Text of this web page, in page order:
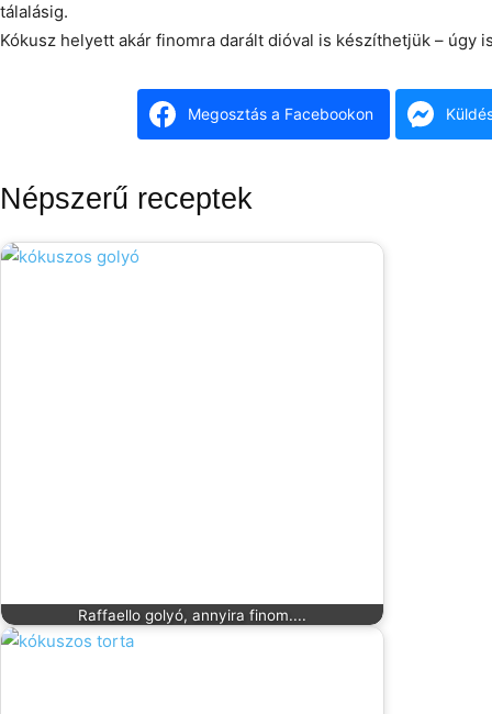
tálalásig.
Kókusz helyett akár finomra darált dióval is készíthetjük – úgy
Megosztás a Facebookon
Népszerű receptek
Raffaello golyó, annyira finom....